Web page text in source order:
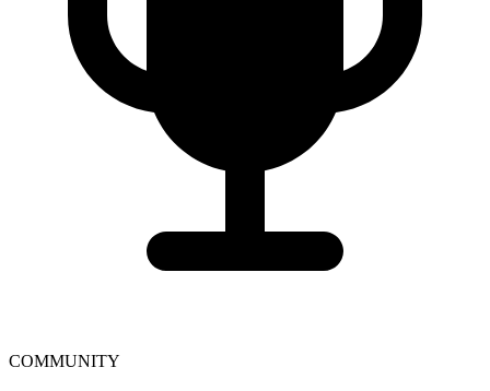
COMMUNITY